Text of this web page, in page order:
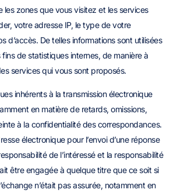
les zones que vous visitez et les services
votre adresse IP, le type de votre
d’accès. De telles informations sont utilisées
de statistiques internes, de manière à
services qui vous sont proposés.
inhérents à la transmission électronique
en matière de retards, omissions,
à la confidentialité des correspondances.
électronique pour l’envoi d’une réponse
de l’intéressé et la responsabilité
être engagée à quelque titre que ce soit si
n’était pas assurée, notamment en